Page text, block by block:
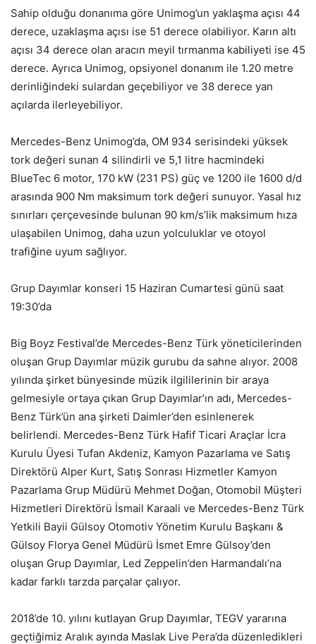
Sahip olduğu donanıma göre Unimog’un yaklaşma açısı 44
derece, uzaklaşma açısı ise 51 derece olabiliyor. Karın altı
açısı 34 derece olan aracın meyil tırmanma kabiliyeti ise 45
derece. Ayrıca Unimog, opsiyonel donanım ile 1.20 metre
derinliğindeki sulardan geçebiliyor ve 38 derece yan
açılarda ilerleyebiliyor.
Mercedes-Benz Unimog’da, OM 934 serisindeki yüksek
tork değeri sunan 4 silindirli ve 5,1 litre hacmindeki
BlueTec 6 motor, 170 kW (231 PS) güç ve 1200 ile 1600 d/d
arasında 900 Nm maksimum tork değeri sunuyor. Yasal hız
sınırları çerçevesinde bulunan 90 km/s’lik maksimum hıza
ulaşabilen Unimog, daha uzun yolculuklar ve otoyol
trafiğine uyum sağlıyor.
Grup Dayımlar konseri 15 Haziran Cumartesi günü saat
19:30’da
Big Boyz Festival’de Mercedes-Benz Türk yöneticilerinden
oluşan Grup Dayımlar müzik gurubu da sahne alıyor. 2008
yılında şirket bünyesinde müzik ilgililerinin bir araya
gelmesiyle ortaya çıkan Grup Dayımlar’ın adı, Mercedes-
Benz Türk’ün ana şirketi Daimler’den esinlenerek
belirlendi. Mercedes-Benz Türk Hafif Ticari Araçlar İcra
Kurulu Üyesi Tufan Akdeniz, Kamyon Pazarlama ve Satış
Direktörü Alper Kurt, Satış Sonrası Hizmetler Kamyon
Pazarlama Grup Müdürü Mehmet Doğan, Otomobil Müşteri
Hizmetleri Direktörü İsmail Karaali ve Mercedes-Benz Türk
Yetkili Bayii Gülsoy Otomotiv Yönetim Kurulu Başkanı &
Gülsoy Florya Genel Müdürü İsmet Emre Gülsoy’den
oluşan Grup Dayımlar, Led Zeppelin’den Harmandalı’na
kadar farklı tarzda parçalar çalıyor.
2018’de 10. yılını kutlayan Grup Dayımlar, TEGV yararına
geçtiğimiz Aralık ayında Maslak Live Pera’da düzenledikleri